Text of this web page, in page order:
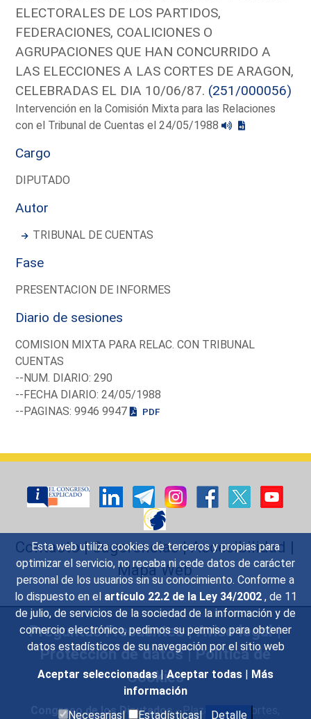
Esta web utiliza cookies de terceros y propias para
optimizar el servicio, no recaba ni cede datos de carácter
personal de los usuarios sin su conocimiento. Conforme a
lo dispuesto en el artículo 22.2 de la Ley 34/2002 , de 11
de julio, de servicios de la sociedad de la información y de
comercio electrónico, pedimos su permiso para obtener
datos estadísticos de su navegación por el sitio web
Aceptar seleccionadas | Aceptar todas | Más
información
Necesarias|
Estadísticas| Detalle
ELECTORALES DE LOS PARTIDOS,
FEDERACIONES, COALICIONES O
AGRUPACIONES QUE HAN CONCURRIDO A
LAS ELECCIONES A LAS CORTES DE ARAGON,
CELEBRADAS EL DIA 10/06/87. (251/000056)
Intervención en la Comisión Mixta para las Relaciones
con el Tribunal de Cuentas el 24/05/1988
Cargo
DIPUTADO
Autor
TRIBUNAL DE CUENTAS
Fase
PRESENTACION DE INFORMES
Diario de sesiones
COMISION MIXTA PARA RELAC. CON TRIBUNAL
CUENTAS
--NUM. DIARIO: 290
--FECHA DIARIO: 24/05/1988
--PAGINAS: 9946 9947
PDF
Contacto|Sugerencias|Accesibilidad |
Mapa Web
Preguntas Frecuentes|Aviso legal|
Protección de datos|Política de
Cookies
Congreso de los Diputados- Plaza de las Cortes,